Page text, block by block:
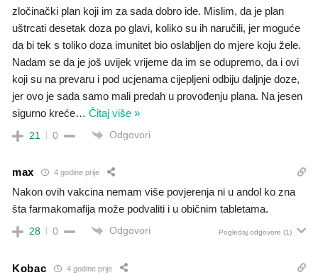
zločinački plan koji im za sada dobro ide. Mislim, da je plan
uštrcati desetak doza po glavi, koliko su ih naručili, jer moguće
da bi tek s toliko doza imunitet bio oslabljen do mjere koju žele.
Nadam se da je još uvijek vrijeme da im se odupremo, da i ovi
koji su na prevaru i pod ucjenama cijepljeni odbiju daljnje doze,
jer ovo je sada samo mali predah u provođenju plana. Na jesen
sigurno kreće… Čitaj više »
21 0 Odgovori
max 4 godine prije
Nakon ovih vakcina nemam više povjerenja ni u andol ko zna
šta farmakomafija može podvaliti i u običnim tabletama.
28 0 Odgovori Pogledaj odgovore (1)
Kobac 4 godine prije